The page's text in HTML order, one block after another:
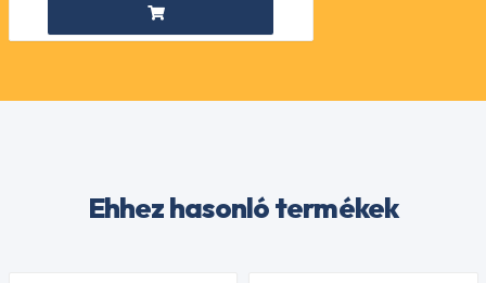
Ehhez hasonló termékek